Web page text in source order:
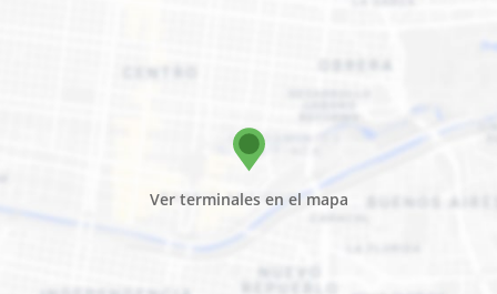
Ver terminales en el mapa